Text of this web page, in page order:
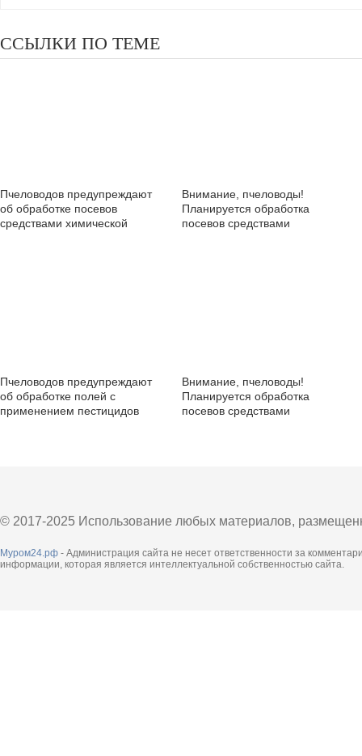
ССЫЛКИ ПО ТЕМЕ
Пчеловодов предупреждают
об обработке посевов
средствами химической
Внимание, пчеловоды!
Планируется обработка
посевов средствами
Пчеловодов предупреждают
об обработке полей с
применением пестицидов
Внимание, пчеловоды!
Планируется обработка
посевов средствами
© 2017-2025 Использование любых материалов,
Муром24.рф - Администрация сайта не несет ответственности за
информации, которая является интеллектуальной собственностью сайта.